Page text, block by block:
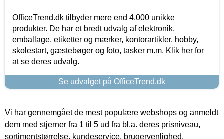
OfficeTrend.dk tilbyder mere end 4.000 unikke
produkter. De har et bredt udvalg af elektronik,
emballage, etiketter og mærker, kontorartikler, hobby,
skolestart, gæstebøger og foto, tasker m.m. Klik her for
at se deres udvalg.
Se udvalget på OfficeTrend.dk
Vi har gennemgået de mest populære webshops og anmeldt
dem med stjerner fra 1 til 5 ud fra bl.a. deres prisniveau,
sortimentstørrelse, kundeservice, brugervenlighed,